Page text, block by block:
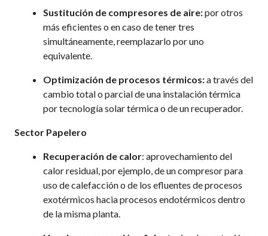
Sustitución de compresores de aire:por otros
más eficientes o en caso de tener tres
simultáneamente, reemplazarlo por uno
equivalente.
Optimización de procesos térmicos:a través del
cambio total o parcial de una instalación térmica
por tecnología solar térmica o de un recuperador.
Sector Papelero
Recuperación de calor: aprovechamiento del
calor residual, por ejemplo, de un compresor para
uso de calefacción o de los efluentes de procesos
exotérmicos hacia procesos endotérmicos dentro
de la misma planta.